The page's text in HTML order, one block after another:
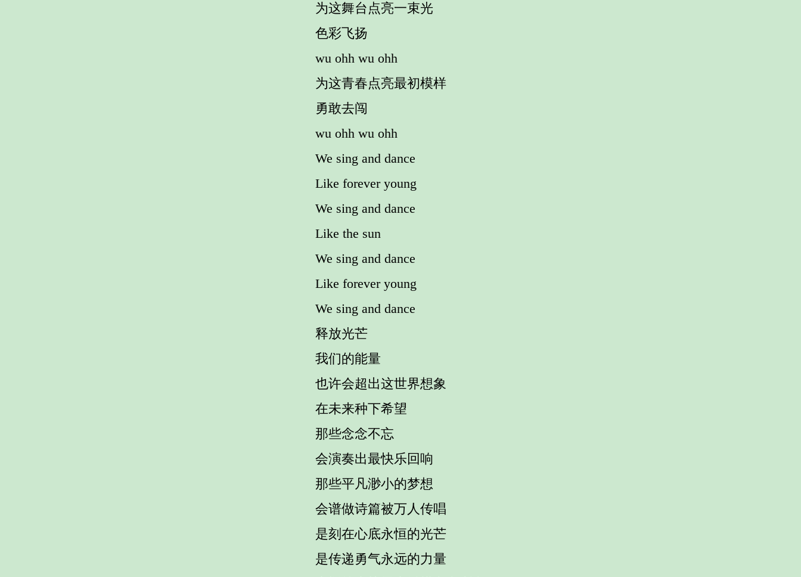
为这舞台点亮一束光
色彩飞扬
wu ohh wu ohh
为这青春点亮最初模样
勇敢去闯
wu ohh wu ohh
We sing and dance
Like forever young
We sing and dance
Like the sun
We sing and dance
Like forever young
We sing and dance
释放光芒
我们的能量
也许会超出这世界想象
在未来种下希望
那些念念不忘
会演奏出最快乐回响
那些平凡渺小的梦想
会谱做诗篇被万人传唱
是刻在心底永恒的光芒
是传递勇气永远的力量